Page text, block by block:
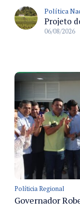
Política
06/08/2026
Políticia Regional